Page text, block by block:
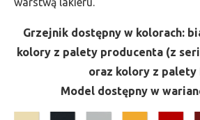
Grzejnik dostępny w kolorach:
kolory z palety producenta (z
oraz kolory z palety
Model dostępny w